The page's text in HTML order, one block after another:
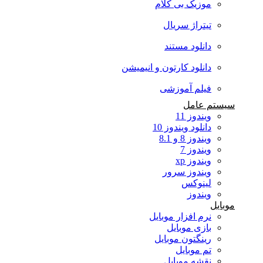
موزیک بی کلام
تیتراژ سریال
دانلود مستند
دانلود کارتون و انیمیشن
فیلم آموزشی
سیستم عامل
ویندوز 11
دانلود ویندوز 10
ویندوز 8 و 8.1
ویندوز 7
ویندوز xp
ویندوز سرور
لینوکس
ویندوز
موبایل
نرم افزار موبایل
بازی موبایل
رینگتون موبایل
تم موبایل
نقشه موبایل